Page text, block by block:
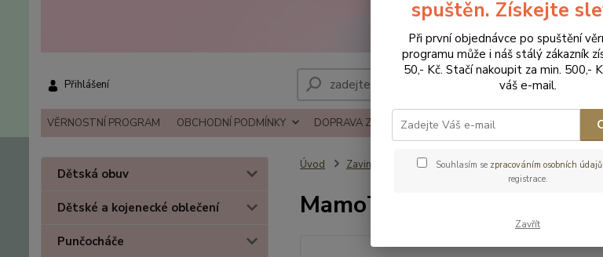
VĚRNOSTNÍ PROGRAM OBCHODNÍ PODMÍNKY DOPRAVA ZBOŽÍ REKLAMACE A VRÁCENÍ ZBOŹÍ
Přihlášení
Dětská obuv
Dětské a kojenecké oblečení
Punčocháče
Úvod Zavinovačky, deky, fusaky Deky MamoTato
MamoTato Oboustraná
spuštěn. Získejte
Při první objednávce po spuštění
programu může i náš stálý zákazník
50,- Kč. Stačí nakoupit za min. 500,-
váš e-mail.
Souhlasím se zpracováním osobních údajů
registrace.
Zavřít